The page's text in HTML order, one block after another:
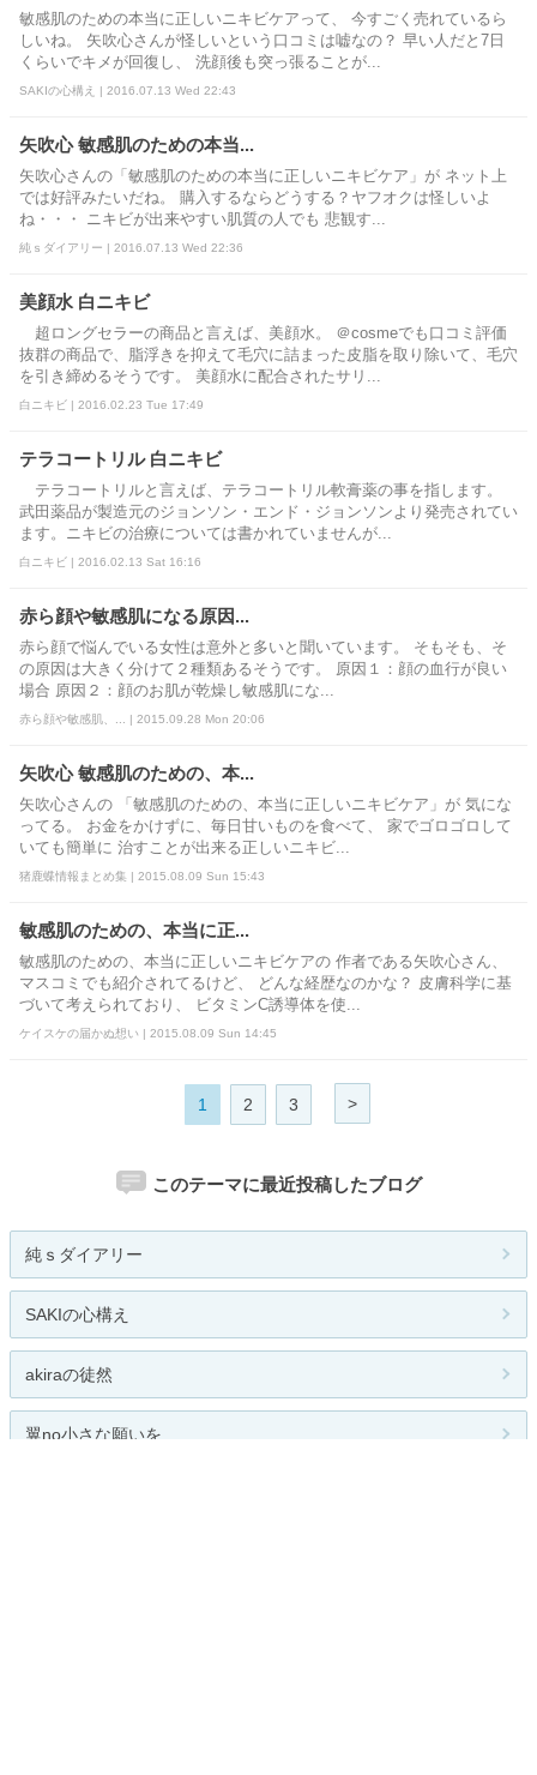
敏感肌のための本当に正しいニキビケアって、 今すごく売れているら
しいね。 矢吹心さんが怪しいという口コミは嘘なの？ 早い人だと7日
くらいでキメが回復し、 洗顔後も突っ張ることが...
SAKIの心構え | 2016.07.13 Wed 22:43
矢吹心 敏感肌のための本当...
矢吹心さんの「敏感肌のための本当に正しいニキビケア」が ネット上
では好評みたいだね。 購入するならどうする？ヤフオクは怪しいよ
ね・・・ ニキビが出来やすい肌質の人でも 悲観す...
純ｓダイアリー | 2016.07.13 Wed 22:36
美顔水 白ニキビ
超ロングセラーの商品と言えば、美顔水。 ＠cosmeでも口コミ評価
抜群の商品で、脂浮きを抑えて毛穴に詰まった皮脂を取り除いて、毛穴
を引き締めるそうです。 美顔水に配合されたサリ...
白ニキビ | 2016.02.23 Tue 17:49
テラコートリル 白ニキビ
テラコートリルと言えば、テラコートリル軟膏薬の事を指します。
武田薬品が製造元のジョンソン・エンド・ジョンソンより発売されてい
ます。ニキビの治療については書かれていませんが...
白ニキビ | 2016.02.13 Sat 16:16
赤ら顔や敏感肌になる原因...
赤ら顔で悩んでいる女性は意外と多いと聞いています。 そもそも、そ
の原因は大きく分けて２種類あるそうです。 原因１：顔の血行が良い
場合 原因２：顔のお肌が乾燥し敏感肌にな...
赤ら顔や敏感肌、... | 2015.09.28 Mon 20:06
矢吹心 敏感肌のための、本...
矢吹心さんの 「敏感肌のための、本当に正しいニキビケア」が 気にな
ってる。 お金をかけずに、毎日甘いものを食べて、 家でゴロゴロして
いても簡単に 治すことが出来る正しいニキビ...
猪鹿蝶情報まとめ集 | 2015.08.09 Sun 15:43
敏感肌のための、本当に正...
敏感肌のための、本当に正しいニキビケアの 作者である矢吹心さん、
マスコミでも紹介されてるけど、 どんな経歴なのかな？ 皮膚科学に基
づいて考えられており、 ビタミンC誘導体を使...
ケイスケの届かぬ想い | 2015.08.09 Sun 14:45
1 2 3 >
このテーマに最近投稿したブログ
純ｓダイアリー
SAKIの心構え
akiraの徒然
翼no小さな願いを